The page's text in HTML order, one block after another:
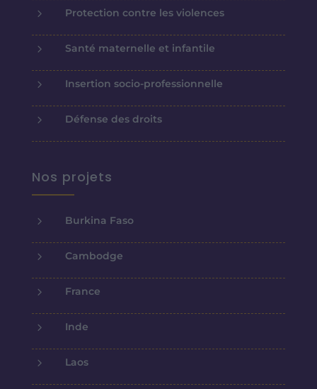
5 Protection contre les violences
5 Santé maternelle et infantile
5 Insertion socio-professionnelle
5 Défense des droits
Nos projets
5 Burkina Faso
5 Cambodge
5 France
5 Inde
5 Laos